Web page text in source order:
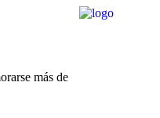
más de